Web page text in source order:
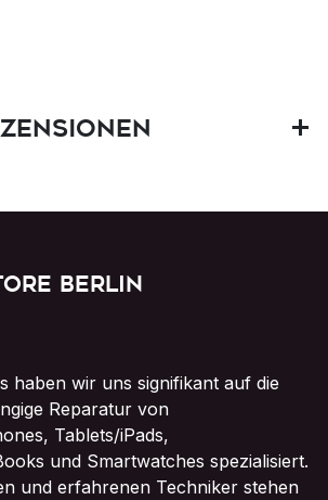
Berlin
haben wir uns signifikant auf die
Reparatur von
Tablets/iPads,
und Smartwatches spezialisiert.
und erfahrenen Techniker stehen